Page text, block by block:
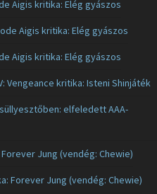
Aigis kritika: Elég gyászos
Aigis kritika: Elég gyászos
Aigis kritika: Elég gyászos
Vengeance kritika: Isteni Shinjáték
elfeledett AAA-
Jung (vendég: Chewie)
Forever Jung (vendég: Chewie)